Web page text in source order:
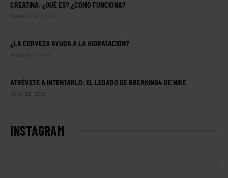
CREATINA: ¿QUÉ ES? ¿CÓMO FUNCIONA?
AUGUST 26, 2025
¿LA CERVEZA AYUDA A LA HIDRATACIÓN?
AUGUST 5, 2025
ATRÉVETE A INTENTARLO: EL LEGADO DE BREAKING4 DE NIKE
JUNE 29, 2025
INSTAGRAM